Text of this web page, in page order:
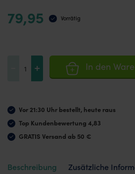
79,95 Vorrätig
(für
6
cm
Menge
+ In den
Vor 21:30 Uhr bestellt, heute raus
Top Kundenbewertung 4,83
GRATIS Versand ab 50 €
Beschreibung Zusätzliche